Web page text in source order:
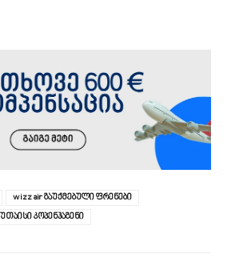
wizz air გაუქმებული ფრენები
კოპენჰაგენი